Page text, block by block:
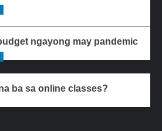
ngayong may pandemic
ba sa online classes?